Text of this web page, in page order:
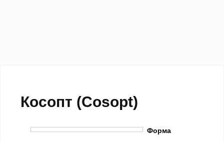
Косопт (Cosopt)
Форма